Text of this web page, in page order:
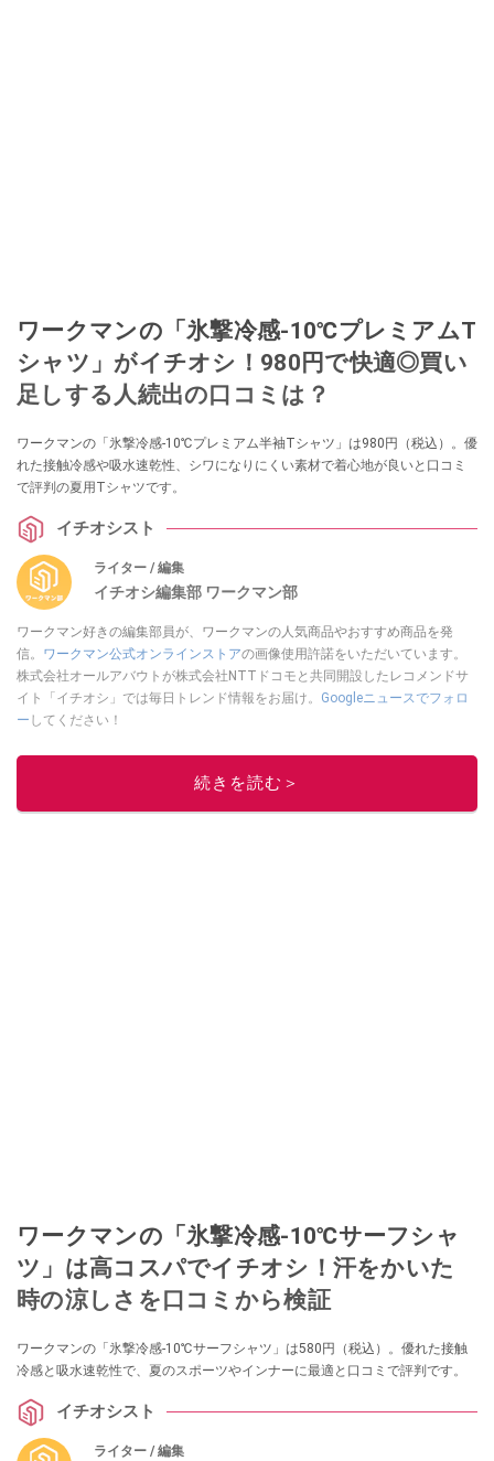
ワークマンの「氷撃冷感-10℃プレミアムT
シャツ」がイチオシ！980円で快適◎買い
足しする人続出の口コミは？
ワークマンの「氷撃冷感-10℃プレミアム半袖Tシャツ」は980円（税込）。優
れた接触冷感や吸水速乾性、シワになりにくい素材で着心地が良いと口コミ
で評判の夏用Tシャツです。
イチオシスト
ライター / 編集
イチオシ編集部 ワークマン部
ワークマン好きの編集部員が、ワークマンの人気商品やおすすめ商品を発
信。 ワークマン公式オンラインストアの画像使用許諾をいただいています。
株式会社オールアバウトが株式会社NTTドコモと共同開設したレコメンドサ
イト「イチオシ」では毎日トレンド情報をお届け。 Googleニュースでフォロ
ー してください！
このイチオシストの他の記事を読む
続きを読む＞
ワークマンの「氷撃冷感-10℃サーフシャ
ツ」は高コスパでイチオシ！汗をかいた
時の涼しさを口コミから検証
ワークマンの「氷撃冷感-10℃サーフシャツ」は580円（税込）。優れた接触
冷感と吸水速乾性で、夏のスポーツやインナーに最適と口コミで評判です。
イチオシスト
ライター / 編集